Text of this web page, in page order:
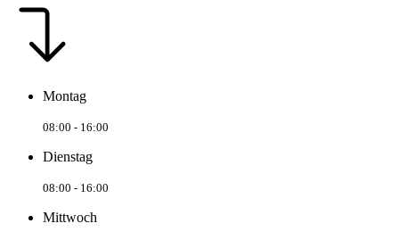
Montag
08:00 - 16:00
Dienstag
08:00 - 16:00
Mittwoch